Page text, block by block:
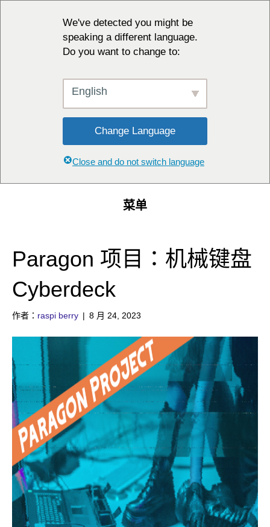
We've detected you might be
speaking a different language.
Do you want to change to:
English
Change Language
Close and do not switch language
菜单
Paragon 项目：机械键盘
Cyberdeck
作者： raspi berry | 8 月 24, 2023